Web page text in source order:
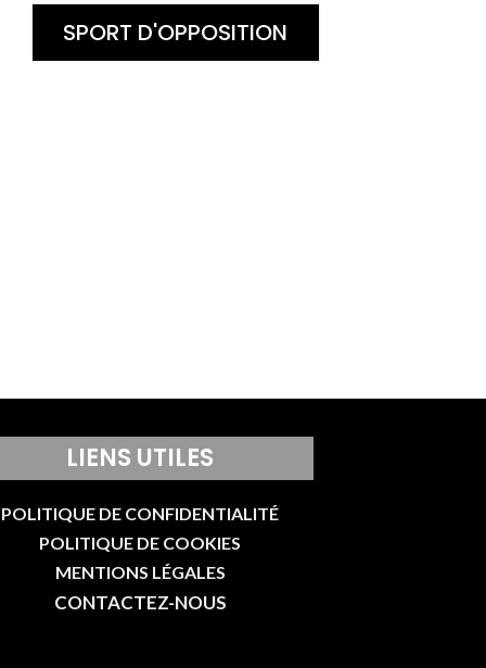
SPORT D'OPPOSITION
LIENS UTILES
POLITIQUE DE CONFIDENTIALITÉ
POLITIQUE DE COOKIES
MENTIONS LÉGALES
CONTACTEZ-NOUS